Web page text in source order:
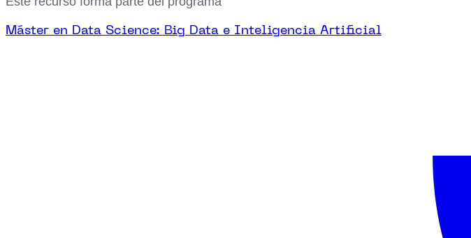
Máster en Data Science: Big Data e Inteligencia Artificial